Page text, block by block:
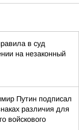
в суд
на незаконный
Путин подписал
различия для
войскового